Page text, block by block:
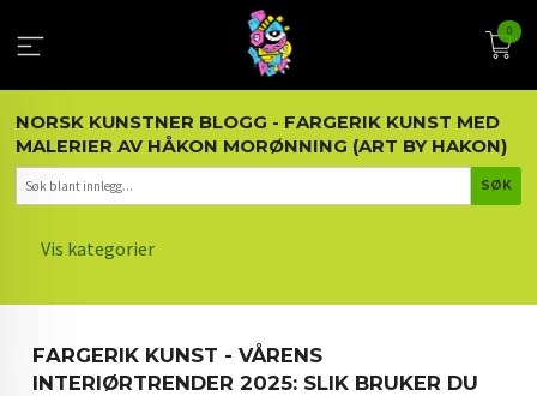
innholdet
0
NORSK KUNSTNER BLOGG - FARGERIK KUNST MED
MALERIER AV HÅKON MORØNNING (ART BY HAKON)
Vis kategorier
KUNST OG KUNSTNEREN
FARGERIK KUNST - VÅRENS
INTERIØRTRENDER 2025: SLIK BRUKER DU